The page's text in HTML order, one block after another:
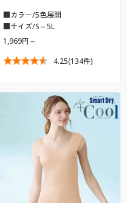
■カラー/5色展開
■サイズ/S～5L
1,969円～
4.25(134件)